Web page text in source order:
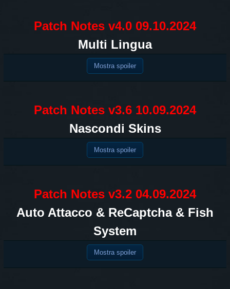
Patch Notes v4.0 09.10.2024
Multi Lingua
Mostra spoiler
Patch Notes v3.6 10.09.2024
Nascondi Skins
Mostra spoiler
Patch Notes v3.2 04.09.2024
Auto Attacco & ReCaptcha & Fish
System
Mostra spoiler